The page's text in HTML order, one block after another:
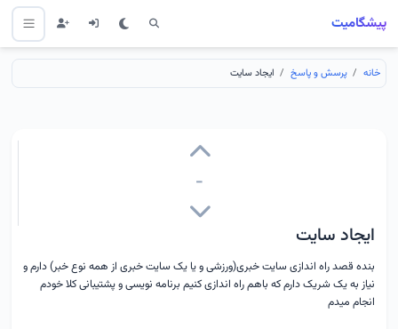
پیشگامیت
خانه پرسش و پاسخ ایجاد سایت
-
ایجاد سایت
بنده قصد راه اندازی سایت خبری(ورزشی و یا یک سایت خبری از همه نوع خبر) دارم و
نیاز به یک شریک دارم که باهم راه اندازی کنیم برنامه نویسی و پشتیبانی کلا خودم
انجام میدم